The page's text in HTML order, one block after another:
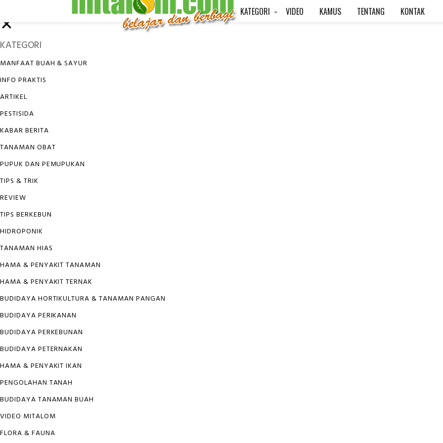
KATEGORI VIDEO KAMUS TENTANG KONTAK
✕
KATEGORI
MANFAAT BUAH & SAYUR
INFO PRAKTIS
ARTIKEL
PESTISIDA
KABAR BERITA
TANAMAN OBAT
PUPUK DAN PEMUPUKAN
TIPS & TRIK
REVIEW
TIPS BERKEBUN
HIDROPONIK
TANAMAN HIAS
HAMA & PENYAKIT TANAMAN
HAMA & PENYAKIT TERNAK
BUDIDAYA HORTIKULTURA & TANAMAN PANGAN
BUDIDAYA PERIKANAN
BUDIDAYA PERKEBUNAN
BUDIDAYA PETERNAKAN
HAMA & PENYAKIT IKAN
PENGOLAHAN TANAH
BUDIDAYA TANAMAN BUAH
VIDEO MITALOM
FLORA & FAUNA